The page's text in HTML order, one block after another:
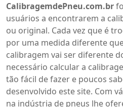
CalibragemdePneu.com.br
usuários a encontrarem a
ou original. Cada vez que é
por uma medida diferente
calibragem vai ser diferente
necessário calcular a
tão fácil de fazer e poucos
desenvolvido este site. Com
na indústria de pneus lhe